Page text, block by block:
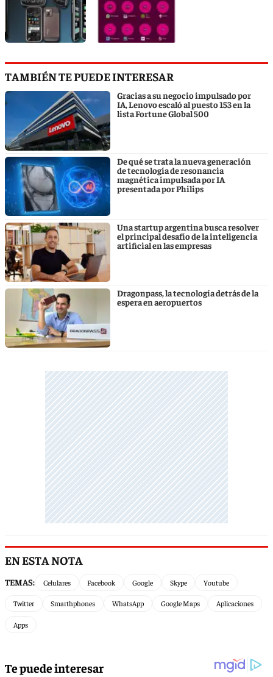
TAMBIÉN TE PUEDE INTERESAR
Gracias a su negocio impulsado por
IA, Lenovo escaló al puesto 153 en la
lista Fortune Global 500
De qué se trata la nueva generación
de tecnología de resonancia
magnética impulsada por IA
presentada por Philips
Una startup argentina busca resolver
el principal desafío de la inteligencia
artificial en las empresas
Dragonpass, la tecnología detrás de la
espera en aeropuertos
EN ESTA NOTA
TEMAS: Celulares Facebook Google Skype Youtube
Twitter Smarthphones WhatsApp Google Maps Aplicaciones
Apps